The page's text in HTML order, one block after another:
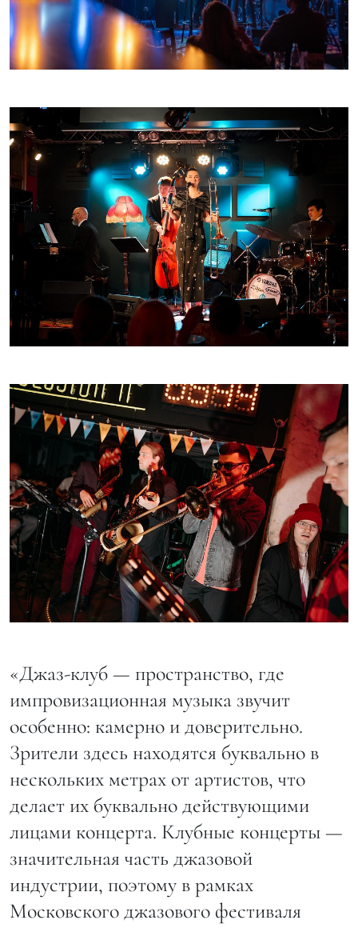
«Джаз-клуб — пространство, где
импровизационная музыка звучит
особенно: камерно и доверительно.
Зрители здесь находятся буквально в
нескольких метрах от артистов, что
делает их буквально действующими
лицами концерта. Клубные концерты —
значительная часть джазовой
индустрии, поэтому в рамках
Московского джазового фестиваля